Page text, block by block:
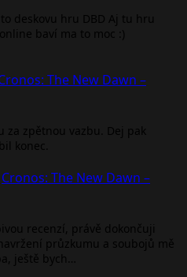
deskovu hru DBD Aj tu hru
baví ma to moc :)
The New Dawn –
za zpětnou vazbu. Dej pak
konec.
Cronos: The New Dawn –
recenzí, právě dokončuji
průzkumu a soubojů mě
ještě bych…